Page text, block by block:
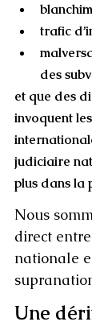
trafic
des
et que des
invoquent
judiciaire
plus dans la
Nous
direct
nationale
Une